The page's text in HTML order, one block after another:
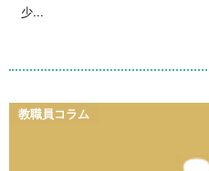
少...
教職員コラム